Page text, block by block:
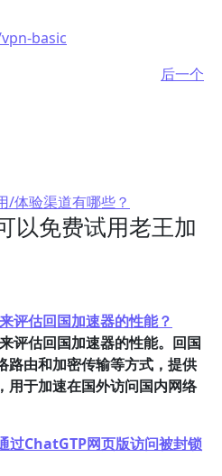
basic
后一个
/体验渠道有哪些？
以免费试用老王加
评估回国加速器的性能？
评估回国加速器的性能。回国
路由和加密传输等方式，提供
用于加速在国外访问国内网络
过ChatGTP网页版访问被封锁